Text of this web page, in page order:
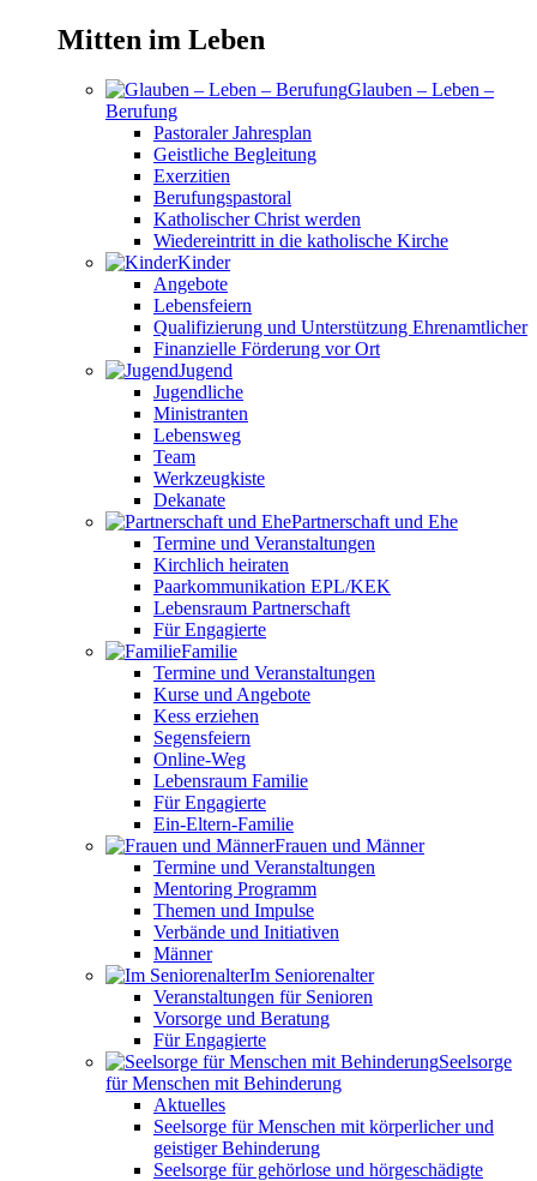
Mitten im Leben
Glauben – Leben –
Berufung
Pastoraler Jahresplan
Geistliche Begleitung
Exerzitien
Berufungspastoral
Katholischer Christ werden
Wiedereintritt in die katholische Kirche
Kinder
Angebote
Lebensfeiern
Qualifizierung und Unterstützung Ehrenamtlicher
Finanzielle Förderung vor Ort
Jugend
Jugendliche
Ministranten
Lebensweg
Team
Werkzeugkiste
Dekanate
Partnerschaft und Ehe
Termine und Veranstaltungen
Kirchlich heiraten
Paarkommunikation EPL/KEK
Lebensraum Partnerschaft
Für Engagierte
Familie
Termine und Veranstaltungen
Kurse und Angebote
Kess erziehen
Segensfeiern
Online-Weg
Lebensraum Familie
Für Engagierte
Ein-Eltern-Familie
Frauen und Männer
Termine und Veranstaltungen
Mentoring Programm
Themen und Impulse
Verbände und Initiativen
Männer
Im Seniorenalter
Veranstaltungen für Senioren
Vorsorge und Beratung
Für Engagierte
Seelsorge
für Menschen mit Behinderung
Aktuelles
Seelsorge für Menschen mit körperlicher und
geistiger Behinderung
Seelsorge für gehörlose und hörgeschädigte